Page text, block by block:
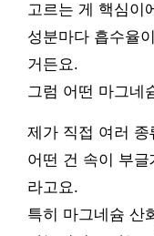
고르는 게 핵심이
성분마다 흡수율
거든요.
그럼 어떤 마그네
제가 직접 여러
어떤 건 속이 부글
라고요.
특히 마그네슘 산